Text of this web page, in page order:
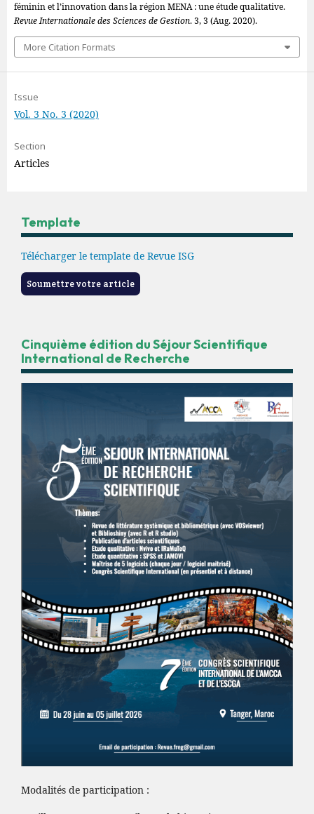
féminin et l’innovation dans la région MENA : une étude qualitative.
Revue Internationale des Sciences de Gestion. 3, 3 (Aug. 2020).
More Citation Formats
Issue
Vol. 3 No. 3 (2020)
Section
Articles
Template
Télécharger le template de Revue ISG
Soumettre votre article
Cinquième édition du Séjour Scientifique
International de Recherche
Modalités de participation :